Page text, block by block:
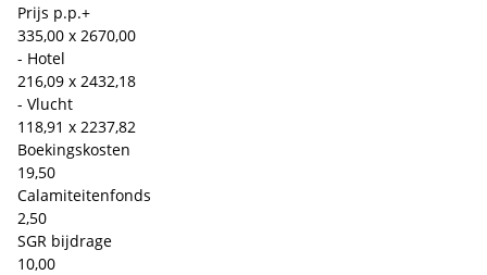
Prijs p.p.+
335,00 x 2670,00
- Hotel
216,09 x 2432,18
- Vlucht
118,91 x 2237,82
Boekingskosten
19,50
Calamiteitenfonds
2,50
SGR bijdrage
10,00